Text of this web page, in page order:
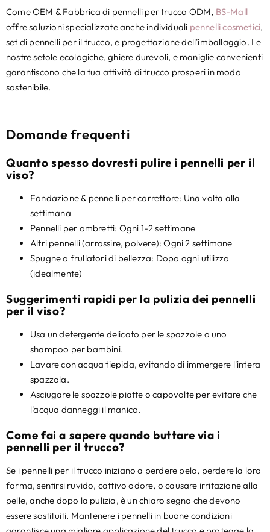
Come OEM & Fabbrica di pennelli per trucco ODM, BS-Mall
offre soluzioni specializzate anche individuali pennelli cosmetici,
set di pennelli per il trucco, e progettazione dell'imballaggio. Le
nostre setole ecologiche, ghiere durevoli, e maniglie convenienti
garantiscono che la tua attività di trucco prosperi in modo
sostenibile.
Domande frequenti
Quanto spesso dovresti pulire i pennelli per il
viso?
Fondazione & pennelli per correttore: Una volta alla
settimana
Pennelli per ombretti: Ogni 1-2 settimane
Altri pennelli (arrossire, polvere): Ogni 2 settimane
Spugne o frullatori di bellezza: Dopo ogni utilizzo
(idealmente)
Suggerimenti rapidi per la pulizia dei pennelli
per il viso?
Usa un detergente delicato per le spazzole o uno
shampoo per bambini.
Lavare con acqua tiepida, evitando di immergere l'intera
spazzola.
Asciugare le spazzole piatte o capovolte per evitare che
l'acqua danneggi il manico.
Come fai a sapere quando buttare via i
pennelli per il trucco?
Se i pennelli per il trucco iniziano a perdere pelo, perdere la loro
forma, sentirsi ruvido, cattivo odore, o causare irritazione alla
pelle, anche dopo la pulizia, è un chiaro segno che devono
essere sostituiti. Mantenere i pennelli in buone condizioni